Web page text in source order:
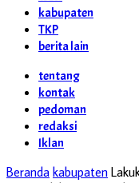
kabupaten
TKP
berita lain
tentang
kontak
pedoman
redaksi
Iklan
Beranda kabupaten